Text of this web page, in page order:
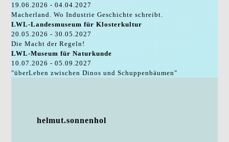
19.06.2026 - 04.04.2027
Macherland. Wo Industrie Geschichte schreibt.
LWL-Landesmuseum für Klosterkultur
20.05.2026 - 30.05.2027
Die Macht der Regeln!
LWL-Museum für Naturkunde
10.07.2026 - 05.09.2027
"überLeben zwischen Dinos und Schuppenbäumen"
helmut.sonnenhol